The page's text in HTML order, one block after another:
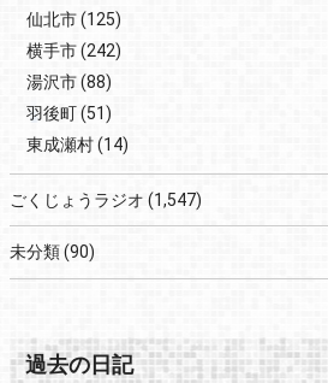
仙北市(125)
横手市(242)
湯沢市(88)
羽後町(51)
東成瀬村(14)
ごくじょうラジオ (1,547)
未分類(90)
過去の日記